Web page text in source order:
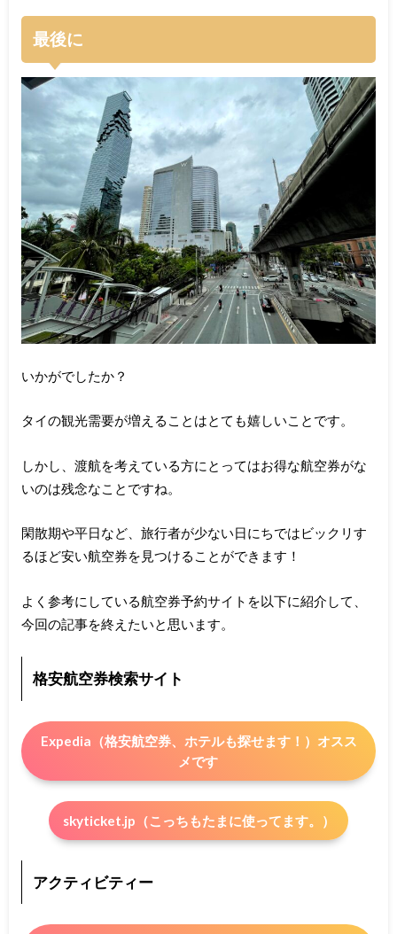
最後に
いかがでしたか？
タイの観光需要が増えることはとても嬉しいことです。
しかし、渡航を考えている方にとってはお得な航空券がな
いのは残念なことですね。
閑散期や平日など、旅行者が少ない日にちではビックリす
るほど安い航空券を見つけることができます！
よく参考にしている航空券予約サイトを以下に紹介して、
今回の記事を終えたいと思います。
格安航空券検索サイト
Expedia（格安航空券、ホテルも探せます！）オスス
メです
skyticket.jp（こっちもたまに使ってます。）
アクティビティー